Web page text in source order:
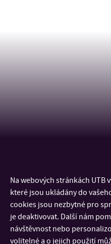
KONTAKT
DŮLEŽITÉ INFORMACE
Na webových stránkách UTB
které jsou ukládány do
cookies jsou nezbytné pro
je deaktivovat. Další nám
návštěvnost nebo
volitelné a o jejich použití